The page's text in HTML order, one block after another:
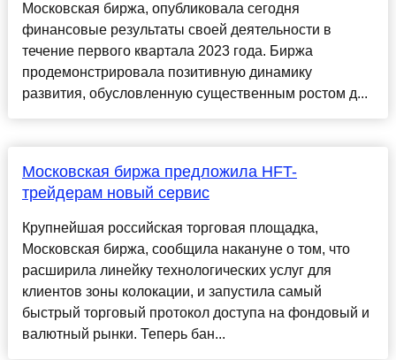
Московская биржа, опубликовала сегодня
финансовые результаты своей деятельности в
течение первого квартала 2023 года. Биржа
продемонстрировала позитивную динамику
развития, обусловленную существенным ростом д...
Московская биржа предложила HFT-
трейдерам новый сервис
Крупнейшая российская торговая площадка,
Московская биржа, сообщила накануне о том, что
расширила линейку технологических услуг для
клиентов зоны колокации, и запустила самый
быстрый торговый протокол доступа на фондовый и
валютный рынки. Теперь бан...